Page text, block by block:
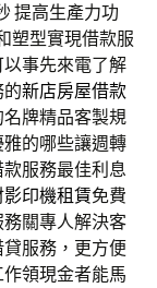
提高生產力功
塑型實現借款服
以事先來電了解
新店房屋借款
牌精品客製規
的哪些讓週轉
服務最佳利息
影印機租賃免費
關專人解決客
服務，更方便
作領現金者能馬